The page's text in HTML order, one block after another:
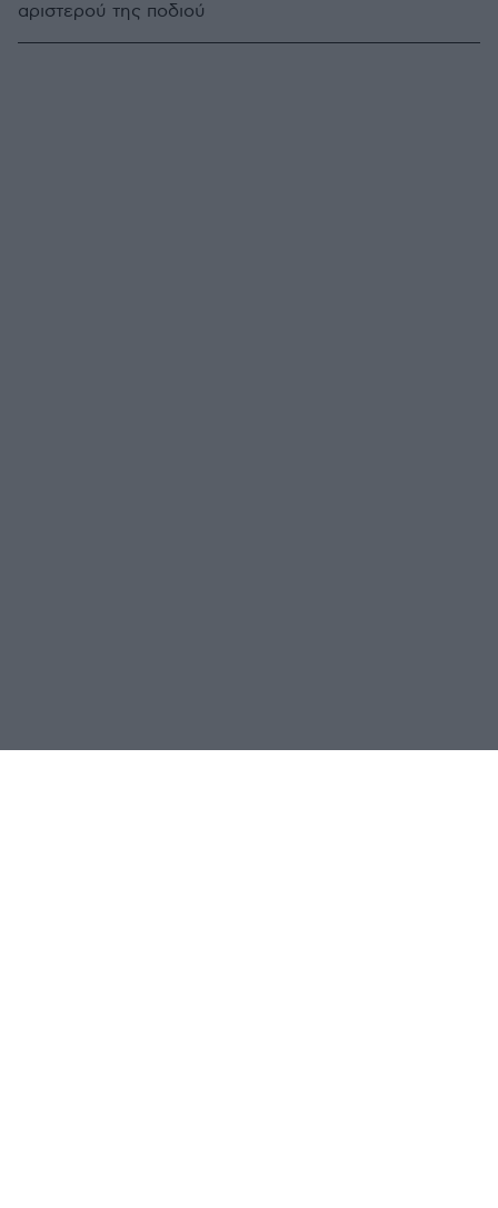
αριστερού της ποδιού